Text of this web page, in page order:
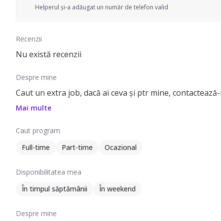
Helperul și-a adăugat un număr de telefon valid
Recenzii
Nu există recenzii
Despre mine
Caut un extra job, dacă ai ceva și ptr mine,
Mai multe
Caut program
Full-time
Part-time Ocazional
Disponibilitatea mea
În timpul săptămânii
În weekend
Despre mine